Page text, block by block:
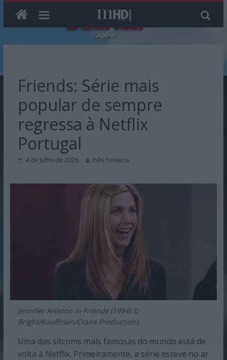
contentFriends: Série mais
popular de sempre
regressa à Netflix
Portugal
4 de Julho de 2026 Inês Fonseca
Jennifer Aniston in Friends (1994) ©
Bright/Kauffman/Crane Productions
Uma das sitcoms mais famosas do mundo está de
volta à Netflix. Primeiramente, a série esteve no ar